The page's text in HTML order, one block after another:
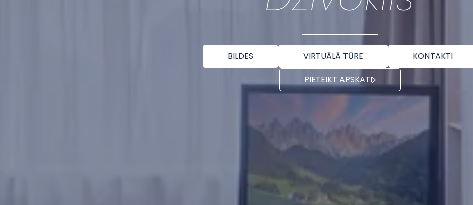
BILDES VIRTUĀLĀ TŪRE
KONTAKTI
PIETEIKT APSKATI